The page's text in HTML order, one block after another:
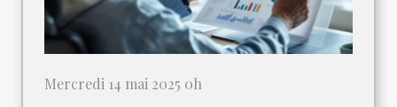
Mercredi 14 mai 2025 0h